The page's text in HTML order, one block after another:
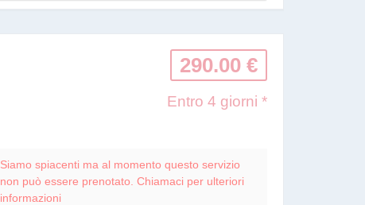
290.00 €
Entro 4 giorni *
Siamo spiacenti ma al momento questo servizio
non può essere prenotato. Chiamaci per ulteriori
informazioni